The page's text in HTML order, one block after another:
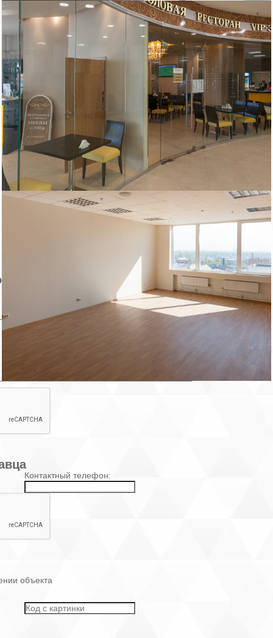
Оплата: Работаем с НДС
Вход: Для арендаторов по документу, для клиентов по документу
Включено в ставку: коммунальные услуги
Помещение: с окном, без мебели
Для организации просмотра помещений, а также для получения
консультации по условиям аренды, позвоните нам. Для вас наши
услуги абсолютно БЕСПЛАТНЫ, их оплачивают бизнес-центры.
Договор аренды вы заключаете напрямую с собственником. Без
скрытых комиссий и платежей.
Обратите внимание, на фото показан пример возможной
отделки офиса.
Пожаловаться на объявление
Продано
Несуществующий объект
Неверная цена
Неверный адрес
Не дозвониться
Другая причина
Связаться с продавцом
Контактный телефон:
объекта